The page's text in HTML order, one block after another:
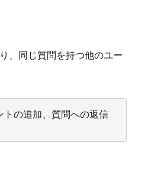
、同じ質問を持つ他のユー
の追加、質問への返信